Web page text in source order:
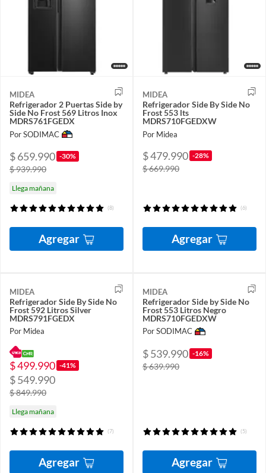
MIDEA
Refrigerador 2 Puertas Side by
Side No Frost 569 Litros Inox
MDRS761FGEDX
Por SODIMAC
$ 659.990 -30%
$ 939.990
Llega mañana
(8)
Agregar
MIDEA
Refrigerador Side By Side No
Frost 553 lts
MDRS710FGEDXW
Por Midea
$ 479.990 -28%
$ 669.990
(6)
Agregar
MIDEA
Refrigerador Side By Side No
Frost 592 Litros Silver
MDRS791FGEDX
Por Midea
$ 499.990 -41%
$ 549.990
$ 849.990
Llega mañana
(7)
Agregar
MIDEA
Refrigerador Side by Side No
Frost 553 Litros Negro
MDRS710FGEDXW
Por SODIMAC
$ 539.990 -16%
$ 639.990
(5)
Agregar